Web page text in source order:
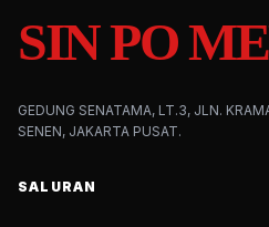
SIN PO
GEDUNG SENATAMA, LT.3, JLN.
SENEN, JAKARTA PUSAT.
SALURAN